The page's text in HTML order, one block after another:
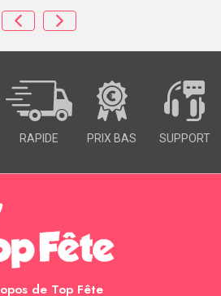
RAPIDE PRIX BAS SUPPORT
de Top Fête